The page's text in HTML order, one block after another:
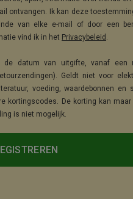
ontvangen. Ik kan deze
van elke e-mail of door een
vind ik in het Privacybeleid .
de datum van uitgifte, vanaf een
Geldt niet voor
voeding, waardebonnen en
kortingscodes. De korting kan maar
is niet mogelijk.